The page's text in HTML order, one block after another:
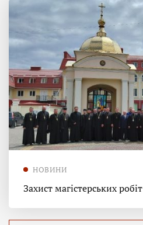
НОВИНИ
Захист магістерських робіт